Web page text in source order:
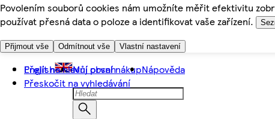
Povolením souborů cookies nám umožníte měřit efektivitu
používat přesná data o poloze a identifikovat vaše zařízení.
Přijmout vše Odmítnout vše Vlastní nastavení
Přejít na hlavní obsah
Přeskočit na vyhledávání
English Můj první nákupNápověda